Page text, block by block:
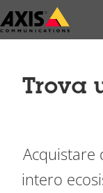
Salta
al
Trova
Acquistare
intero